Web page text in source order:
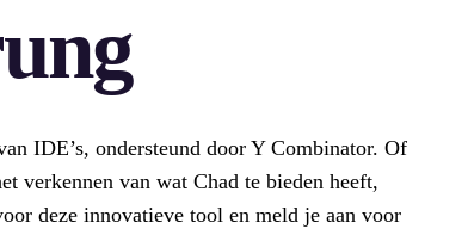
IDE’s, ondersteund door Y Combinator. Of
verkennen van wat Chad te bieden heeft,
deze innovatieve tool en meld je aan voor